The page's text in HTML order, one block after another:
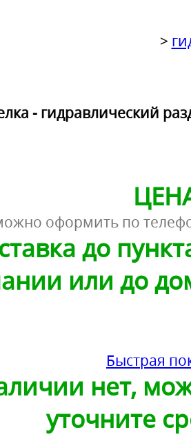
>
- гидравлический
оформить по
до
или до
Быстрая
нет,
уточните